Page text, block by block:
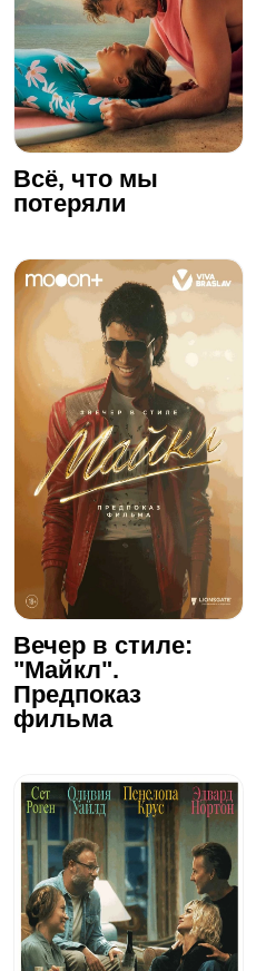
Всё, что мы
потеряли
Вечер в стиле:
"Майкл".
Предпоказ
фильма